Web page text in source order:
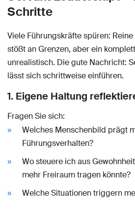
Schritte
Viele Führungskräfte spüren:
stößt an Grenzen, aber ein
unrealistisch. Die gute Nachricht:
lässt sich schrittweise einführen.
1. Eigene Haltung
Fragen Sie sich:
Welches Menschenbild prägt
Führungsverhalten?
Wo steuere ich aus
mehr Freiraum tragen könnte?
Welche Situationen triggern